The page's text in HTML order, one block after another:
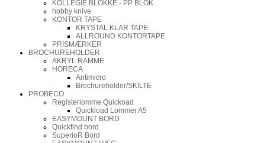
KOLLEGIE BLOKKE - PP BLOK
hobby knive
KONTOR TAPE
KRYSTAL KLAR TAPE
ALLROUND KONTORTAPE
PRISMÆRKER
BROCHUREHOLDER
AKRYL RAMME
HORECA
Antimicro
Brochureholder/SKILTE
PROBECO
Registerlomme Quickoad
Quickload Lommer A5
EASYMOUNT BORD
Quickfind bord
SuperioR Bord